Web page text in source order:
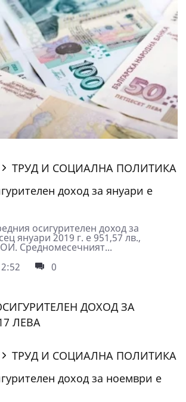
ТРУД И СОЦИАЛНА ПОЛИТИКА
доход за януари е
осигурителен доход за
януари 2019 г. е 951,57 лв.,
Средномесечният...
0
ТРУД И СОЦИАЛНА ПОЛИТИКА
доход за ноември е